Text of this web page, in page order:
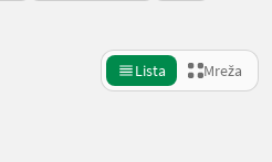
Lista Mreža